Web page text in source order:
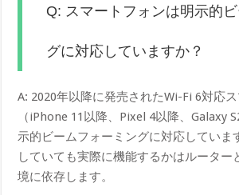
Q: スマートフォンは明示的
グに対応していますか？
A: 2020年以降に発売されたWi-Fi 6対応
（iPhone 11以降、Pixel 4以降、Galaxy
示的ビームフォーミングに対応していま
していても実際に機能するかはルーター
境に依存します。